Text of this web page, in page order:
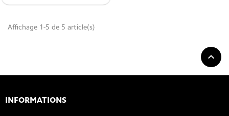
Affichage 1-5 de 5 article(s)

INFORMATIONS